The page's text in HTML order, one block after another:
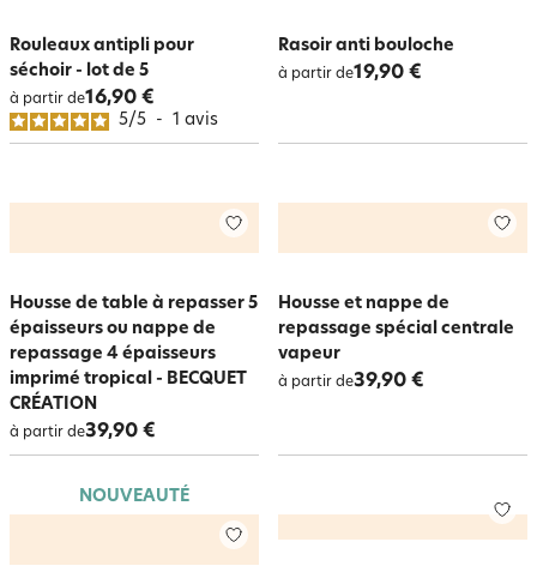
Rouleaux antipli pour
séchoir - lot de 5
à partir de16,90 €
5/5 - 1 avis
Rasoir anti bouloche
à partir de19,90 €
Housse de table à repasser 5
épaisseurs ou nappe de
repassage 4 épaisseurs
imprimé tropical - BECQUET
CRÉATION
à partir de39,90 €
Housse et nappe de
repassage spécial centrale
vapeur
à partir de39,90 €
NOUVEAUTÉ